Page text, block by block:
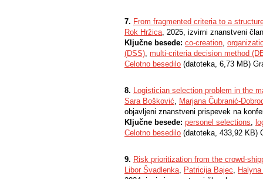
7. From fragmented criteria to a
Rok Hržica, 2025, izvirni znanstveni
Ključne besede: co-creation,
(DSS), multi-criteria decision method
Celotno besedilo (datoteka, 6,73 MB)
8. Logistician selection problem in the
Sara Bošković, Marjana Čubranić-
objavljeni znanstveni prispevek na
Ključne besede: personel selections,
Celotno besedilo (datoteka, 433,92 KB)
9. Risk prioritization from the crowd-
Libor Švadlenka, Patricija Bajec,